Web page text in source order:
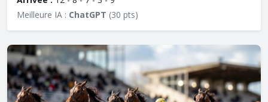
Meilleure IA : ChatGPT (30 pts)